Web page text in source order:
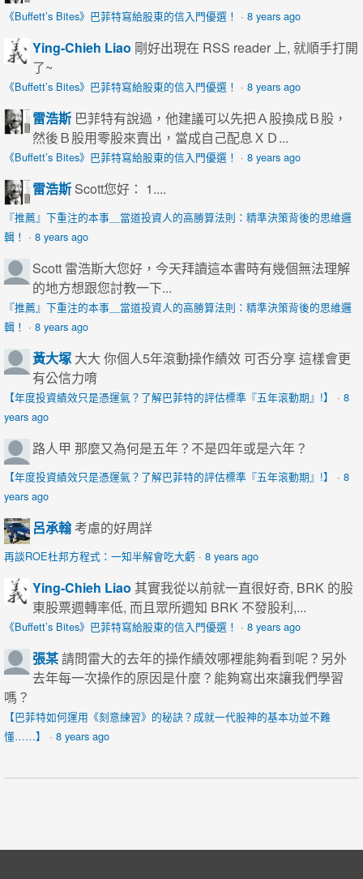
《Buffett’s Bites》巴菲特寫給股東的信入門優選！ · 8 years ago
Ying-Chieh Liao 剛好出現在 RSS reader 上, 就順手打開
了~
《Buffett’s Bites》巴菲特寫給股東的信入門優選！ · 8 years ago
雷浩斯 巴菲特有說過，他建議可以先把Ａ股換成Ｂ股，
然後Ｂ股用零股來賣出，當成自己配息ＸＤ...
《Buffett’s Bites》巴菲特寫給股東的信入門優選！ · 8 years ago
雷浩斯 Scott您好： 1....
『推薦』下重注的本事＿當道投資人的高勝算法則：精準決策背後的思維邏
輯！ · 8 years ago
Scott 雷浩斯大您好，今天拜讀這本書時有幾個無法理解
的地方想跟您討教一下...
『推薦』下重注的本事＿當道投資人的高勝算法則：精準決策背後的思維邏
輯！ · 8 years ago
黃大塚 大大 你個人5年滾動操作績效 可否分享 這樣會更
有公信力唷
【年度投資績效只是憑運氣？了解巴菲特的評估標準『五年滾動期』!】 · 8
years ago
路人甲 那麼又為何是五年？不是四年或是六年？
【年度投資績效只是憑運氣？了解巴菲特的評估標準『五年滾動期』!】 · 8
years ago
呂承翰考慮的好周詳
再談ROE杜邦方程式：一知半解會吃大虧 · 8 years ago
Ying-Chieh Liao 其實我從以前就一直很好奇, BRK 的股
東股票週轉率低, 而且眾所週知 BRK 不發股利,...
《Buffett’s Bites》巴菲特寫給股東的信入門優選！ · 8 years ago
張某請問雷大的去年的操作績效哪裡能夠看到呢？另外
去年每一次操作的原因是什麼？能夠寫出來讓我們學習
嗎？
【巴菲特如何運用《刻意練習》的秘訣？成就一代股神的基本功並不難
懂……】
· 8 years ago